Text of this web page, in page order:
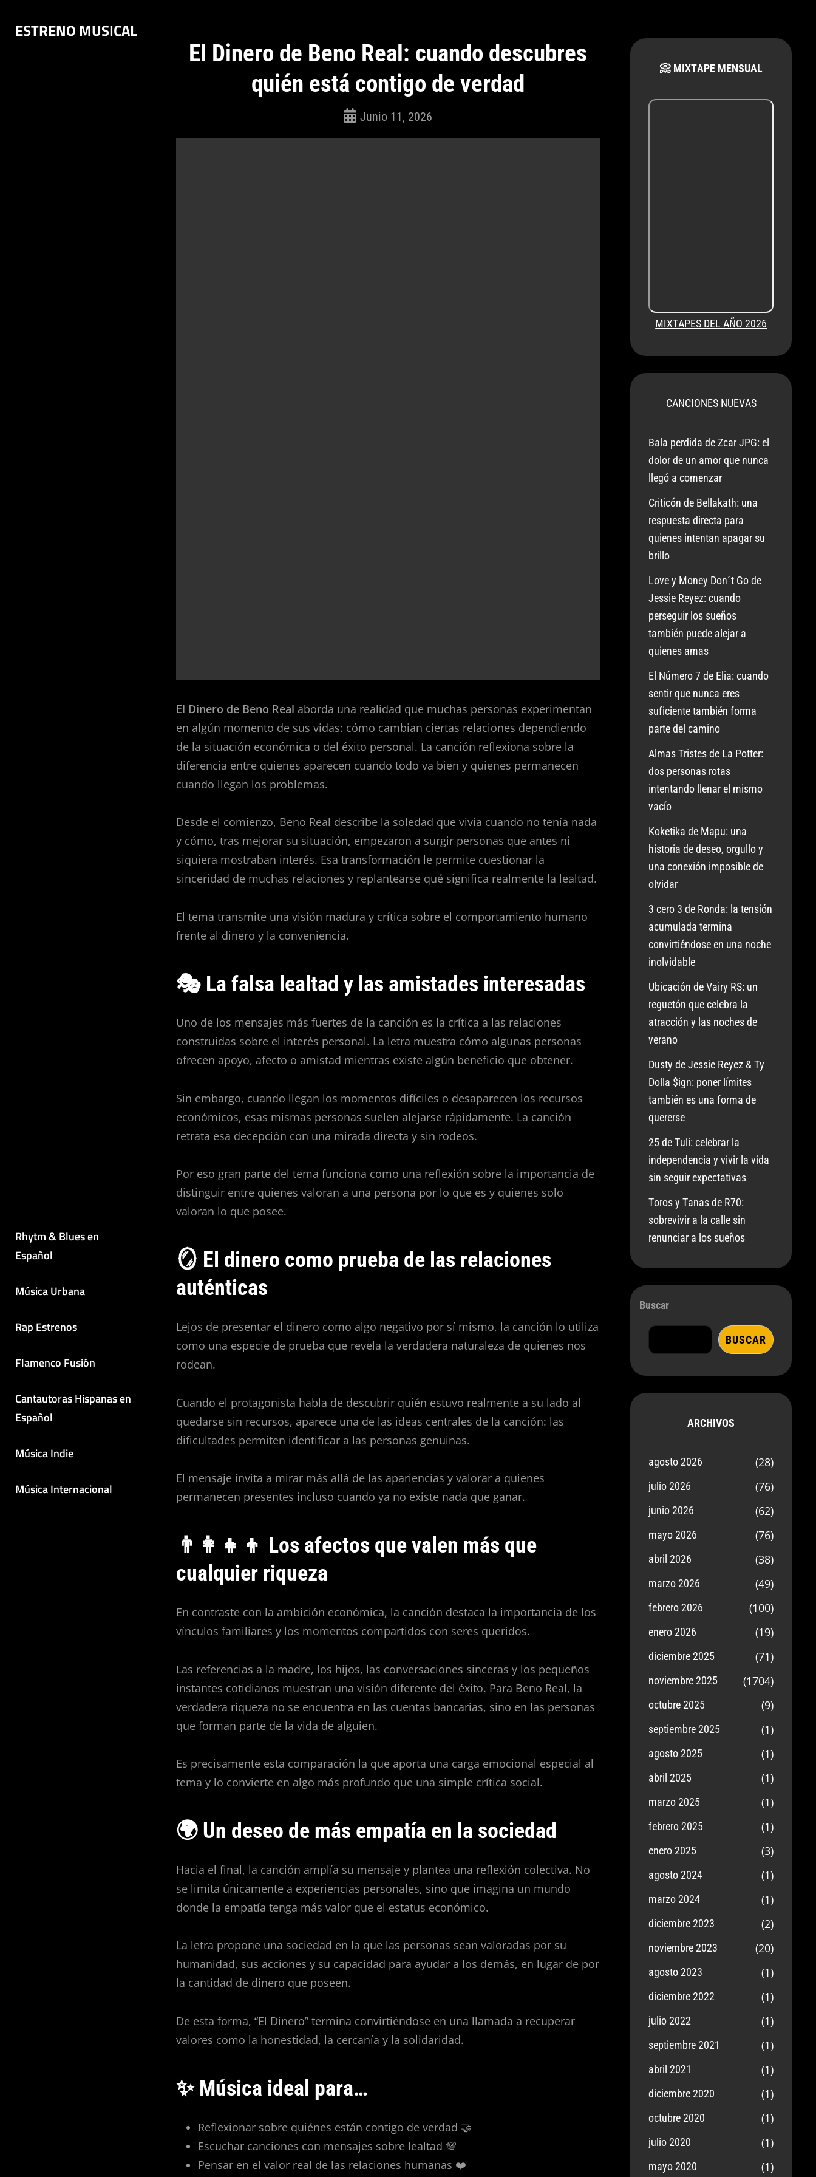
ESTRENO MUSICAL
Rhytm & Blues en
Español
Música Urbana
Rap Estrenos
Flamenco Fusión
Cantautoras Hispanas en
Español
Música Indie
Música Internacional
El Dinero de Beno Real: cuando descubres
quién está contigo de verdad
(Isabella)
Junio 11, 2026
El Dinero de Beno Real aborda una realidad que muchas personas experimentan
en algún momento de sus vidas: cómo cambian ciertas relaciones dependiendo
de la situación económica o del éxito personal. La canción reflexiona sobre la
diferencia entre quienes aparecen cuando todo va bien y quienes permanecen
cuando llegan los problemas.
Desde el comienzo, Beno Real describe la soledad que vivía cuando no tenía nada
y cómo, tras mejorar su situación, empezaron a surgir personas que antes ni
siquiera mostraban interés. Esa transformación le permite cuestionar la
sinceridad de muchas relaciones y replantearse qué significa realmente la lealtad.
El tema transmite una visión madura y crítica sobre el comportamiento humano
frente al dinero y la conveniencia.
🎭 La falsa lealtad y las amistades interesadas
Uno de los mensajes más fuertes de la canción es la crítica a las relaciones
construidas sobre el interés personal. La letra muestra cómo algunas personas
ofrecen apoyo, afecto o amistad mientras existe algún beneficio que obtener.
Sin embargo, cuando llegan los momentos difíciles o desaparecen los recursos
económicos, esas mismas personas suelen alejarse rápidamente. La canción
retrata esa decepción con una mirada directa y sin rodeos.
Por eso gran parte del tema funciona como una reflexión sobre la importancia de
distinguir entre quienes valoran a una persona por lo que es y quienes solo
valoran lo que posee.
🪞 El dinero como prueba de las relaciones
auténticas
Lejos de presentar el dinero como algo negativo por sí mismo, la canción lo utiliza
como una especie de prueba que revela la verdadera naturaleza de quienes nos
rodean.
Cuando el protagonista habla de descubrir quién estuvo realmente a su lado al
quedarse sin recursos, aparece una de las ideas centrales de la canción: las
dificultades permiten identificar a las personas genuinas.
El mensaje invita a mirar más allá de las apariencias y valorar a quienes
permanecen presentes incluso cuando ya no existe nada que ganar.
👨‍👩‍👧‍👦 Los afectos que valen más que
cualquier riqueza
En contraste con la ambición económica, la canción destaca la importancia de los
vínculos familiares y los momentos compartidos con seres queridos.
Las referencias a la madre, los hijos, las conversaciones sinceras y los pequeños
instantes cotidianos muestran una visión diferente del éxito. Para Beno Real, la
verdadera riqueza no se encuentra en las cuentas bancarias, sino en las personas
que forman parte de la vida de alguien.
Es precisamente esta comparación la que aporta una carga emocional especial al
tema y lo convierte en algo más profundo que una simple crítica social.
🌍 Un deseo de más empatía en la sociedad
Hacia el final, la canción amplía su mensaje y plantea una reflexión colectiva. No
se limita únicamente a experiencias personales, sino que imagina un mundo
donde la empatía tenga más valor que el estatus económico.
La letra propone una sociedad en la que las personas sean valoradas por su
humanidad, sus acciones y su capacidad para ayudar a los demás, en lugar de por
la cantidad de dinero que poseen.
De esta forma, “El Dinero” termina convirtiéndose en una llamada a recuperar
valores como la honestidad, la cercanía y la solidaridad.
✨ Música ideal para…
Reflexionar sobre quiénes están contigo de verdad 🤝
Escuchar canciones con mensajes sobre lealtad 💯
Pensar en el valor real de las relaciones humanas ❤️
📀 MIXTAPE MENSUAL
MIXTAPES DEL AÑO 2026
CANCIONES NUEVAS
Bala perdida de Zcar JPG: el
dolor de un amor que nunca
llegó a comenzar
Criticón de Bellakath: una
respuesta directa para
quienes intentan apagar su
brillo
Love y Money Don´t Go de
Jessie Reyez: cuando
perseguir los sueños
también puede alejar a
quienes amas
El Número 7 de Elia: cuando
sentir que nunca eres
suficiente también forma
parte del camino
Almas Tristes de La Potter:
dos personas rotas
intentando llenar el mismo
vacío
Koketika de Mapu: una
historia de deseo, orgullo y
una conexión imposible de
olvidar
3 cero 3 de Ronda: la tensión
acumulada termina
convirtiéndose en una noche
inolvidable
Ubicación de Vairy RS: un
reguetón que celebra la
atracción y las noches de
verano
Dusty de Jessie Reyez & Ty
Dolla $ign: poner límites
también es una forma de
quererse
25 de Tuli: celebrar la
independencia y vivir la vida
sin seguir expectativas
Toros y Tanas de R70:
sobrevivir a la calle sin
renunciar a los sueños
Buscar
BUSCAR
ARCHIVOS
agosto 2026 (28)
julio 2026 (76)
junio 2026 (62)
mayo 2026 (76)
abril 2026 (38)
marzo 2026 (49)
febrero 2026 (100)
enero 2026 (19)
diciembre 2025 (71)
noviembre 2025 (1704)
octubre 2025 (9)
septiembre 2025 (1)
agosto 2025 (1)
abril 2025 (1)
marzo 2025 (1)
febrero 2025 (1)
enero 2025 (3)
agosto 2024 (1)
marzo 2024 (1)
diciembre 2023 (2)
noviembre 2023 (20)
agosto 2023 (1)
diciembre 2022 (1)
julio 2022 (1)
septiembre 2021 (1)
abril 2021 (1)
diciembre 2020 (1)
octubre 2020 (1)
julio 2020 (1)
mayo 2020 (1)